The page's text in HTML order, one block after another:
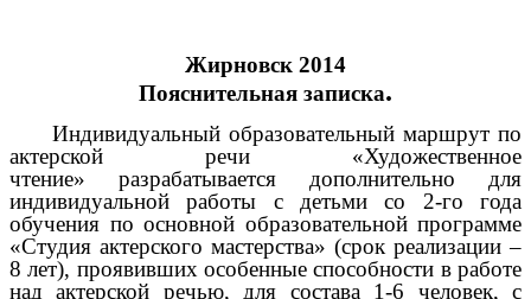
Жирновск 2014
Пояснительная записка.
Индивидуальный образовательный маршрут по
актерской речи «Художественное
чтение»
разрабатывается дополнительно для
индивидуальной работы с детьми со 2-го года
обучения по основной образовательной программе
«Студия актерского мастерства» (срок реализации –
8 лет), проявивших особенные способности в работе
над актерской речью, для состава 1-6 человек, с